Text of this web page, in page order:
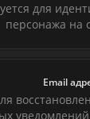
для
персонажа на
Email
уведомлений